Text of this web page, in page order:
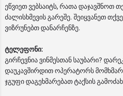
ეწვიეთ ვებსაიტს, რათა დაჯავშნოთ
ძალისხმევის გარეშე. შეიყვანეთ
ვიზრუნებთ დანარჩენზე.
ტელეფონი:
გირჩევნია ვინმესთან საუბარი?
დაუკავშირდით ოპერატორს
ჯგუფი დაგეხმარებათ ტაქსის